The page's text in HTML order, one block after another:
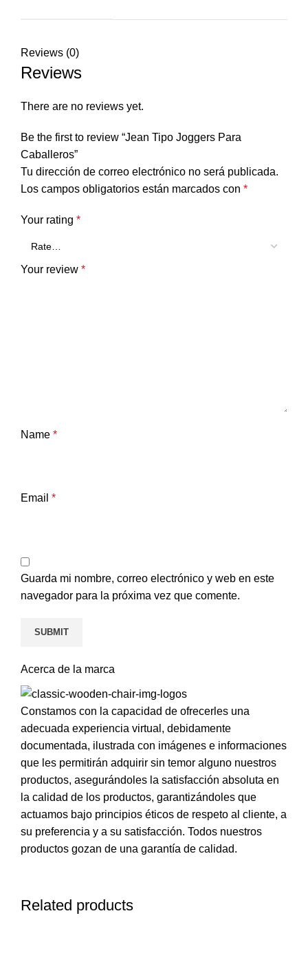
Reviews (0)
Reviews
There are no reviews yet.
Be the first to review “Jean Tipo Joggers Para
Caballeros”
Tu dirección de correo electrónico no será publicada.
Los campos obligatorios están marcados con *
Your rating *
Your review *
Name *
Email *
Guarda mi nombre, correo electrónico y web en este
navegador para la próxima vez que comente.
Acerca de la marca
Constamos con la capacidad de ofrecerles una
adecuada experiencia virtual, debidamente
documentada, ilustrada con imágenes e informaciones
que les permitirán adquirir sin temor alguno nuestros
productos, asegurándoles la satisfacción absoluta en
la calidad de los productos, garantizándoles que
actuamos bajo principios éticos de respeto al cliente, a
su preferencia y a su satisfacción. Todos nuestros
productos gozan de una garantía de calidad.
Related products